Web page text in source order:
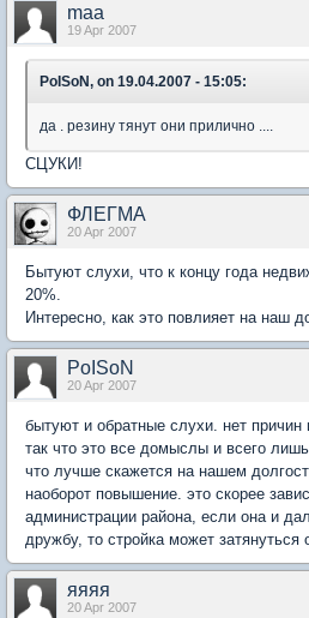
maa
19 Apr 2007
PoISoN, on 19.04.2007 - 15:05:
да . резину тянут они прилично ....
СЦУКИ!
ФЛЕГМА
20 Apr 2007
Бытуют слухи, что к концу года
20%.
Интересно, как это повлияет на наш
PoISoN
20 Apr 2007
бытуют и обратные слухи. нет причин
так что это все домыслы и всего
что лучше скажется на нашем
наоборот повышение. это скорее
администрации района, если она и
дружбу, то стройка может затянуться
яяяя
20 Apr 2007